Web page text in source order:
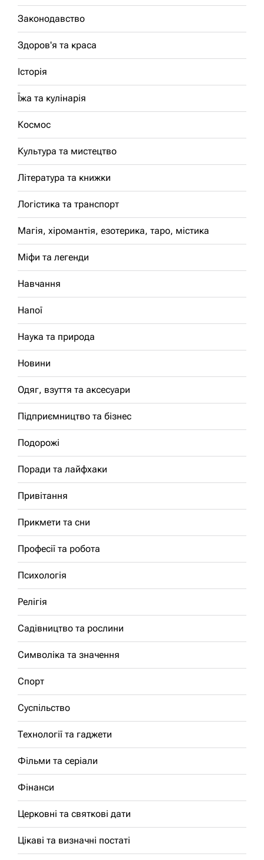
Законодавство
Здоров'я та краса
Історія
Їжа та кулінарія
Космос
Культура та мистецтво
Література та книжки
Логістика та транспорт
Магія, хіромантія, езотерика, таро, містика
Міфи та легенди
Навчання
Напої
Наука та природа
Новини
Одяг, взуття та аксесуари
Підприємництво та бізнес
Подорожі
Поради та лайфхаки
Привітання
Прикмети та сни
Професії та робота
Психологія
Релігія
Садівництво та рослини
Символіка та значення
Спорт
Суспільство
Технології та гаджети
Фільми та серіали
Фінанси
Церковні та святкові дати
Цікаві та визначні постаті